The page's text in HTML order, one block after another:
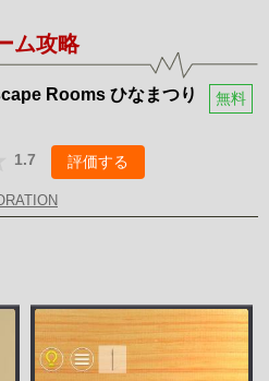
ム攻略
Rooms ひなまつり 無料
1.7 評価する